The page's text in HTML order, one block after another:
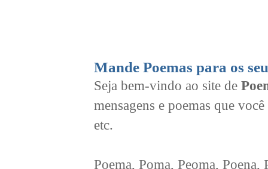
Mande Poemas para os
Seja bem-vindo ao site de
mensagens e poemas que
etc.
Poema, Poma, Peoma,